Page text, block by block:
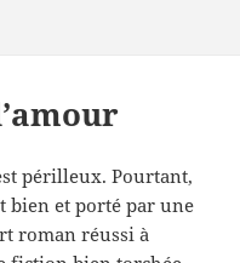
périlleux. Pourtant,
bien et porté par une
roman réussi à